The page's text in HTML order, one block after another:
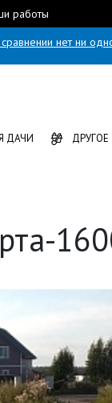
работы
нет ни
ДАЧИ ДРУГОЕ